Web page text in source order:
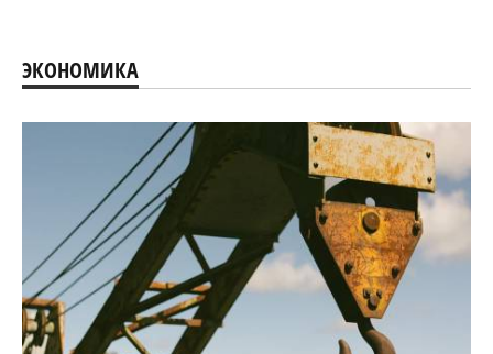
ЭКОНОМИКА